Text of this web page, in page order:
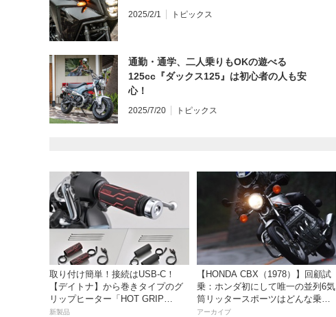
2025/2/1 トピックス
通勤・通学、二人乗りもOKの遊べる
125cc『ダックス125』は初心者の人も安
心！
2025/7/20 トピックス
取り付け簡単！接続はUSB-C！
【デイトナ】から巻きタイプのグ
リップヒーター「HOT GRIP
WRAP HEAT」が登場
新製品
【HONDA CBX（1978）】回顧試
乗：ホンダ初にして唯一の並列6気
筒リッタースポーツはどんな乗り
味だったのか？
アーカイブ